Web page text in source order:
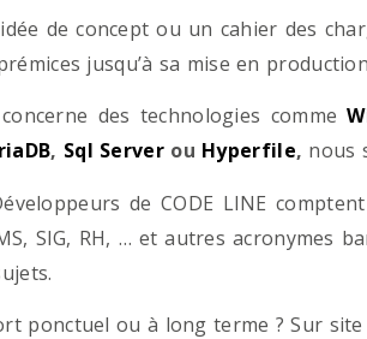
de concept ou un cahier des
jusqu’à sa mise en
des technologies comme
, Sql Serverou Hyperfile, nous
de CODE LINE
SIG, RH, … et autres
ponctuel ou à long terme ? Sur